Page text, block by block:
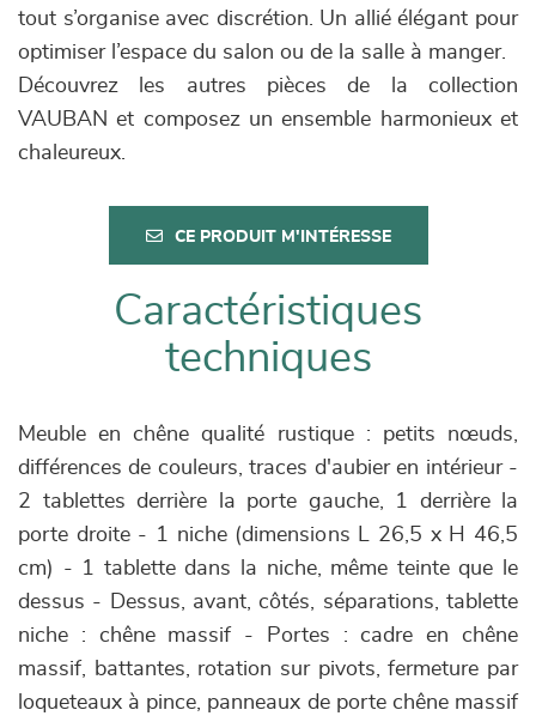
tout s’organise avec discrétion. Un allié élégant pour
optimiser l’espace du salon ou de la salle à manger.
Découvrez les autres pièces de la collection
VAUBAN et composez un ensemble harmonieux et
chaleureux.
CE PRODUIT M'INTÉRESSE
Caractéristiques
techniques
Meuble en chêne qualité rustique : petits nœuds,
différences de couleurs, traces d'aubier en intérieur -
2 tablettes derrière la porte gauche, 1 derrière la
porte droite - 1 niche (dimensions L 26,5 x H 46,5
cm) - 1 tablette dans la niche, même teinte que le
dessus - Dessus, avant, côtés, séparations, tablette
niche : chêne massif - Portes : cadre en chêne
massif, battantes, rotation sur pivots, fermeture par
loqueteaux à pince, panneaux de porte chêne massif